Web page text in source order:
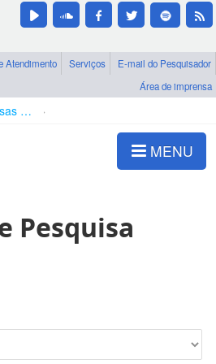
Atendimento Serviços
E-mail do Pesquisador
Área de imprensa
Bolsas e Auxílios Vigentes
MENU
Pesquisa